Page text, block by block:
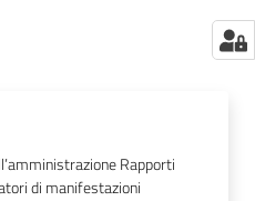
Rapporti
di manifestazioni